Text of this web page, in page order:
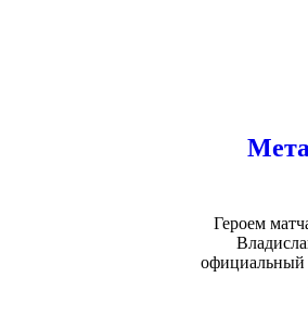
Героем
официальный